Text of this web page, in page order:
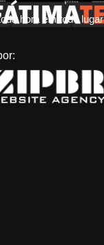
hora em todo lugar